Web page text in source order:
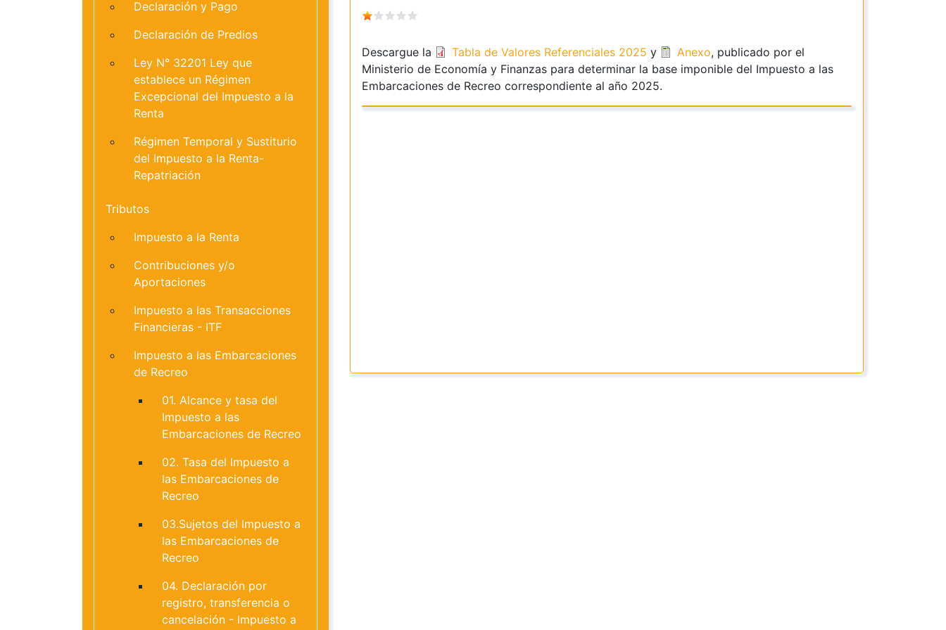
Descargue la Tabla de Valores Referenciales 2025 y Anexo, publicado por el
Ministerio de Economía y Finanzas para determinar la base imponible del Impuesto a las
Embarcaciones de Recreo correspondiente al año 2025.
Declaración y Pago
Declaración de Predios
Ley N° 32201 Ley que
establece un Régimen
Excepcional del Impuesto a la
Renta
Régimen Temporal y Sustiturio
del Impuesto a la Renta-
Repatriación
Tributos
Impuesto a la Renta
Contribuciones y/o
Aportaciones
Impuesto a las Transacciones
Financieras - ITF
Impuesto a las Embarcaciones
de Recreo
01. Alcance y tasa del
Impuesto a las
Embarcaciones de Recreo
02. Tasa del Impuesto a
las Embarcaciones de
Recreo
03.Sujetos del Impuesto a
las Embarcaciones de
Recreo
04. Declaración por
registro, transferencia o
cancelación - Impuesto a